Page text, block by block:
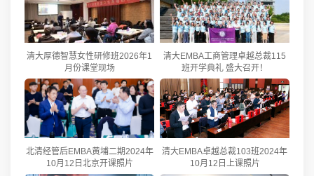
清大厚德智慧女性研修班2026年1
月份课堂现场
清大EMBA工商管理卓越总裁115
班开学典礼 盛大召开！
北清经管后EMBA黄埔二期2024年
10月12日北京开课照片
清大EMBA卓越总裁103班2024年
10月12日上课照片